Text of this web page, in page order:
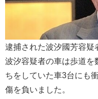
逮捕された波汐國芳容疑
波汐容疑者の車は歩道を
ちをしていた車3台にも
傷を負いました。